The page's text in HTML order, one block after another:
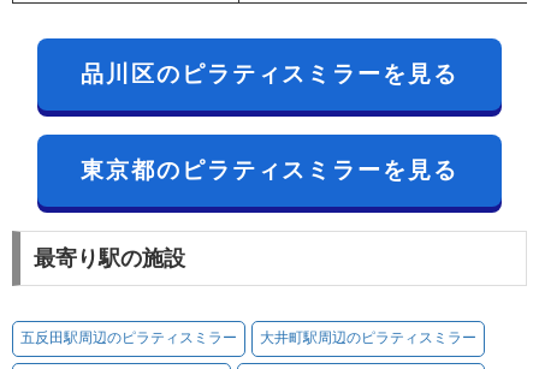
品川区のピラティスミラーを見る
東京都のピラティスミラーを見る
最寄り駅の施設
五反田駅周辺のピラティスミラー 大井町駅周辺のピラティスミラー